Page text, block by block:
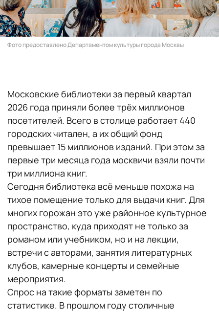
Фото предоставлено Департаментом культуры города Москвы
Московские библиотеки за первый квартал
2026 года приняли более трёх миллионов
посетителей. Всего в столице работает 440
городских читален, а их общий фонд
превышает 15 миллионов изданий. При этом за
первые три месяца года москвичи взяли почти
три миллиона книг.
Сегодня библиотека всё меньше похожа на
тихое помещение только для выдачи книг. Для
многих горожан это уже районное культурное
пространство, куда приходят не только за
романом или учебником, но и на лекции,
встречи с авторами, занятия литературных
клубов, камерные концерты и семейные
мероприятия.
Спрос на такие форматы заметен по
статистике. В прошлом году столичные